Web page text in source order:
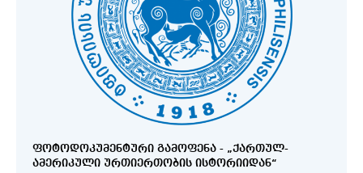
ᲤᲝᲢᲝᲓᲝᲙᲣᲛᲔᲜᲢᲣᲠᲘ ᲒᲐᲛᲝᲤᲔᲜᲐ - „ᲥᲐᲠᲗᲣᲚ-
ᲐᲛᲔᲠᲘᲙᲣᲚᲘ ᲣᲠᲗᲘᲔᲠᲗᲝᲑᲘᲡ ᲘᲡᲢᲝᲠᲘᲘᲓᲐᲜ“